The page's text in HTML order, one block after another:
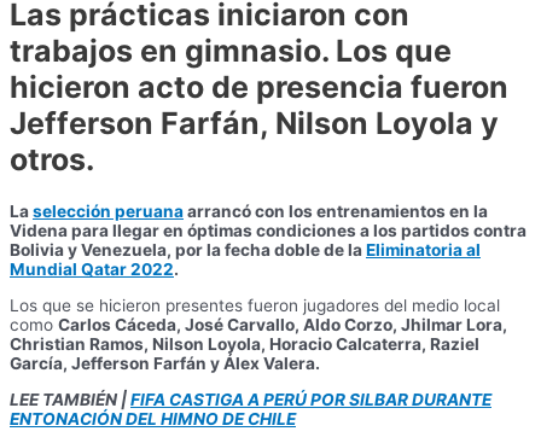
Las prácticas iniciaron con
trabajos en gimnasio. Los que
hicieron acto de presencia fueron
Jefferson Farfán, Nilson Loyola y
otros.
Laselección peruanaarrancó con los entrenamientos en la
Videna para llegar en óptimas condiciones a los partidos contra
Bolivia y Venezuela, por la fecha doble de laEliminatoria al
Mundial Qatar 2022.
Los que se hicieron presentes fueron jugadores del medio local
como Carlos Cáceda, José Carvallo, Aldo Corzo, Jhilmar Lora,
Christian Ramos, Nilson Loyola, Horacio Calcaterra, Raziel
García, Jefferson Farfán y Álex Valera.
LEE TAMBIÉN |FIFA CASTIGA A PERÚ POR SILBAR DURANTE
ENTONACIÓN DEL HIMNO DE CHILE